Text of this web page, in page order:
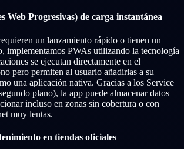
Web Progresivas) de carga instantánea
un lanzamiento rápido o tienen un
implementamos PWAs utilizando la tecnología
se ejecutan directamente en el
pero permiten al usuario añadirlas a su
una aplicación nativa. Gracias a los Service
plano), la app puede almacenar datos
incluso en zonas sin cobertura o con
muy lentas.
en tiendas oficiales